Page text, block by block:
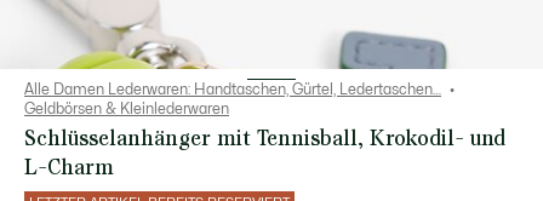
Alle Damen Lederwaren: Handtaschen, Gürtel, Ledertaschen…
Geldbörsen & Kleinlederwaren
Schlüsselanhänger mit Tennisball, Krokodil- und
L-Charm